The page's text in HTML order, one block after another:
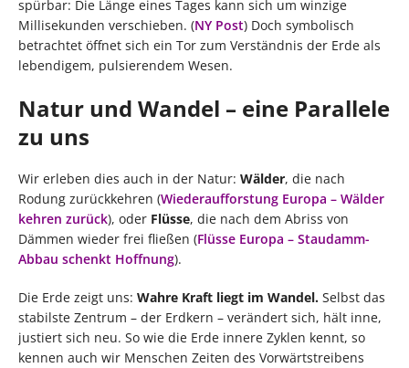
spürbar: Die Länge eines Tages kann sich um winzige
Millisekunden verschieben. (NY Post) Doch symbolisch
betrachtet öffnet sich ein Tor zum Verständnis der Erde als
lebendigem, pulsierendem Wesen.
Natur und Wandel – eine Parallele
zu uns
Wir erleben dies auch in der Natur: Wälder, die nach
Rodung zurückkehren (Wiederaufforstung Europa – Wälder
kehren zurück), oder Flüsse, die nach dem Abriss von
Dämmen wieder frei fließen (Flüsse Europa – Staudamm-
Abbau schenkt Hoffnung).
Die Erde zeigt uns: Wahre Kraft liegt im Wandel. Selbst das
stabilste Zentrum – der Erdkern – verändert sich, hält inne,
justiert sich neu. So wie die Erde innere Zyklen kennt, so
kennen auch wir Menschen Zeiten des Vorwärtstreibens